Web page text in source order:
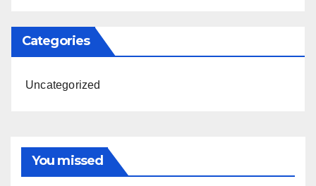
Categories
Uncategorized
You missed